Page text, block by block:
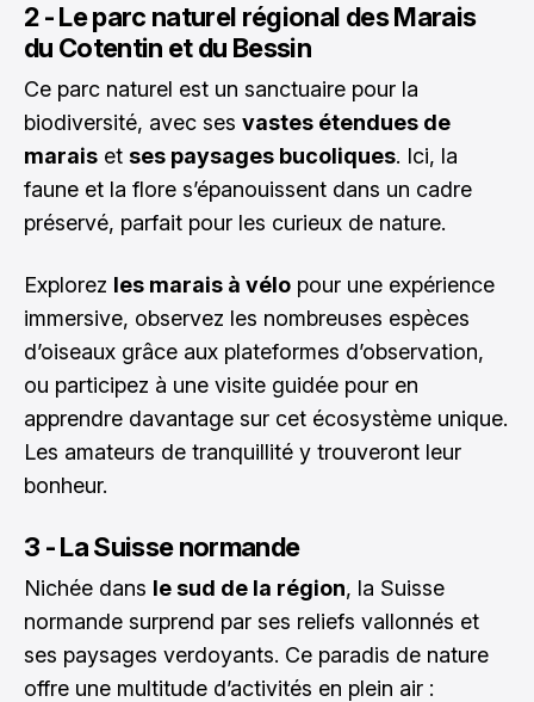
2 - Le parc naturel régional des Marais
du Cotentin et du Bessin
Ce parc naturel est un sanctuaire pour la
biodiversité, avec ses vastes étendues de
marais et ses paysages bucoliques. Ici, la
faune et la flore s’épanouissent dans un cadre
préservé, parfait pour les curieux de nature.
Explorez les marais à vélo pour une expérience
immersive, observez les nombreuses espèces
d’oiseaux grâce aux plateformes d’observation,
ou participez à une visite guidée pour en
apprendre davantage sur cet écosystème unique.
Les amateurs de tranquillité y trouveront leur
bonheur.
3 - La Suisse normande
Nichée dans le sud de la région, la Suisse
normande surprend par ses reliefs vallonnés et
ses paysages verdoyants. Ce paradis de nature
offre une multitude d’activités en plein air :